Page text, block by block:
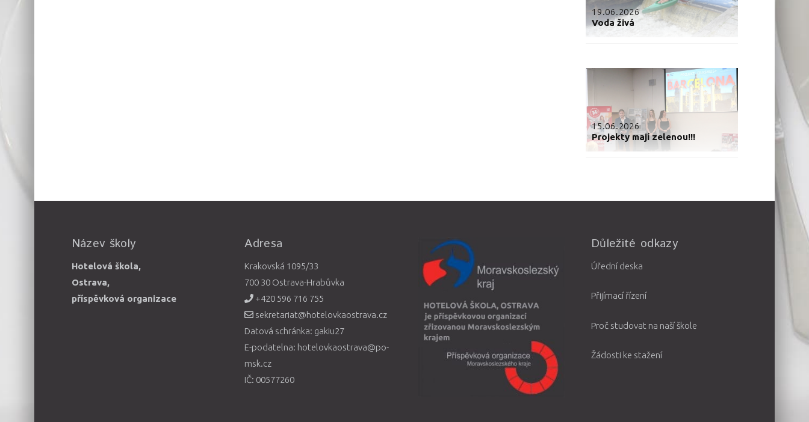
19.06.2026
Voda živá
15.06.2026
Projekty mají zelenou!!!
Název školy
Hotelová škola,
Ostrava,
příspěvková organizace
Adresa
Krakovská 1095/33
700 30 Ostrava-Hrabůvka
+420 596 716 755
sekretariat@hotelovkaostrava.cz
Datová schránka: gakiu27
E-podatelna: hotelovkaostrava@po-
msk.cz
IČ: 00577260
Důležité odkazy
Úřední deska
Přijímací řízení
Proč studovat na naší škole
Žádosti ke stažení